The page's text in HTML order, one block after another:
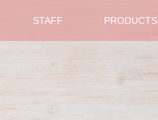
STAFF PRODUCTS